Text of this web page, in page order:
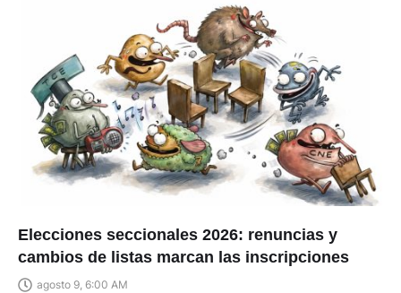
Elecciones seccionales 2026: renuncias y
cambios de listas marcan las inscripciones
agosto 9, 6:00 AM